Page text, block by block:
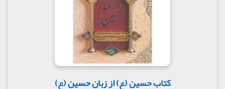
کتاب حسین (ع) از زبان حسین (ع)